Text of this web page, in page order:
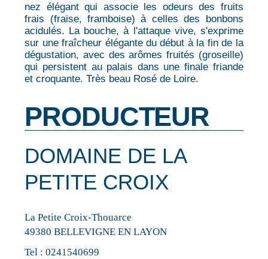
nez élégant qui associe les odeurs des fruits
frais (fraise, framboise) à celles des bonbons
acidulés. La bouche, à l'attaque vive, s'exprime
sur une fraîcheur élégante du début à la fin de la
dégustation, avec des arômes fruités (groseille)
qui persistent au palais dans une finale friande
et croquante. Très beau Rosé de Loire.
PRODUCTEUR
DOMAINE DE LA
PETITE CROIX
La Petite Croix-Thouarce
49380 BELLEVIGNE EN LAYON
Tel :0241540699